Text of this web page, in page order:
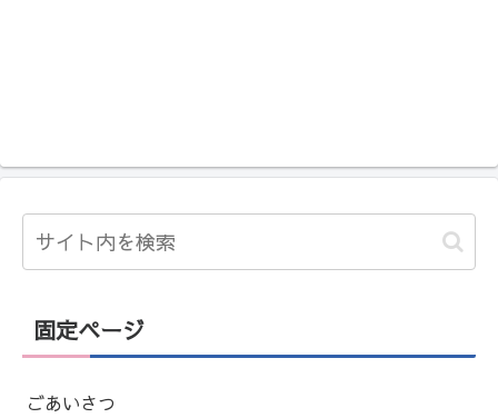
固定ページ
ごあいさつ